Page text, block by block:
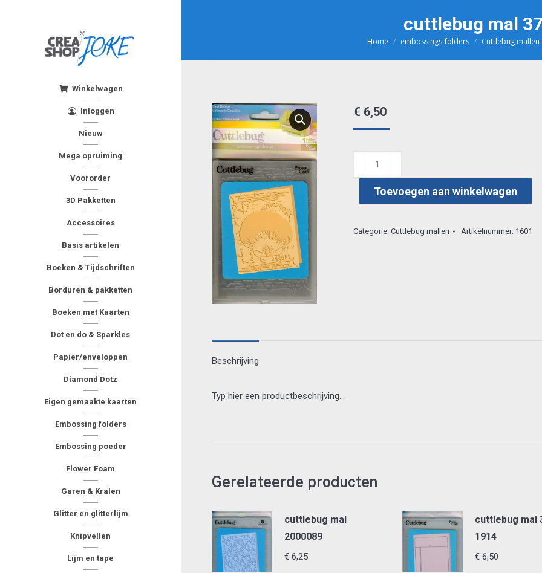
Winkelwagen
Inloggen
Nieuw
Mega opruiming
Voororder
3D Pakketten
Accessoires
Basis artikelen
Boeken & Tijdschriften
Borduren & pakketten
Boeken met Kaarten
Dot en do & Sparkles
Papier/enveloppen
Diamond Dotz
Eigen gemaakte kaarten
Embossing folders
Embossing poeder
Flower Foam
Garen & Kralen
Glitter en glitterlijm
Knipvellen
Lijm en tape
cuttlebug mal
Je bent hier:
Home embossings-folders Cuttlebug mallen
€ 6,50
cuttlebug
mal
aantal
Toevoegen aan winkelwagen
Categorie: Cuttlebug mallen Artikelnummer: 1601
Beschrijving
Typ hier een productbeschrijving…
Gerelateerde producten
cuttlebug mal
2000089
€ 6,25
cuttlebug mal
1914
€6,50